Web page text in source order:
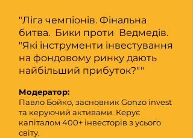
"Ліга чемпіонів. Фінальна
битва. Бики проти Ведмедів.
"Які інструменти інвестування
на фондовому ринку дають
найбільший прибуток?""
Модератор:
Павло Бойко, засновник Gonzo invest
та керуючий активами. Керує
капіталом 400+ інвесторів з усього
світу.